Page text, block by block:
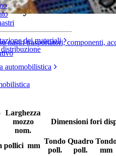
nastri trasportatori, componenti,
dei materiali
automobilistica
in nylon a norma
Larghezza
mozzo
nom.
Dimensioni fori
pollici mm
Tondo
poll.
Quadro
poll.
mm